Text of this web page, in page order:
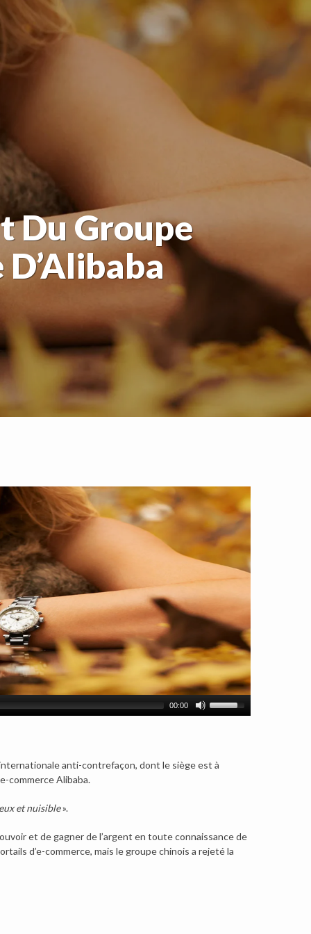
Du Groupe
00:00
anti-contrefaçon, dont le siège est à
commerce Alibaba.
et nuisible».
et de gagner de l’argent en toute connaissance de
d’e-commerce, mais le groupe chinois a rejeté la